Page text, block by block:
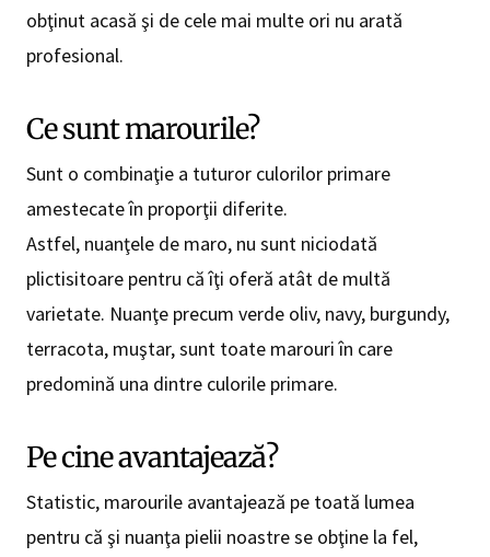
obţinut acasă şi de cele mai multe ori nu arată
profesional.
Ce sunt marourile?
Sunt o combinaţie a tuturor culorilor primare
amestecate în proporţii diferite.
Astfel, nuanţele de maro, nu sunt niciodată
plictisitoare pentru că îţi oferă atât de multă
varietate. Nuanţe precum verde oliv, navy, burgundy,
terracota, muştar, sunt toate marouri în care
predomină una dintre culorile primare.
Pe cine avantajează?
Statistic, marourile avantajează pe toată lumea
pentru că şi nuanţa pielii noastre se obţine la fel,